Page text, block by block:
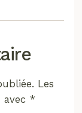
Les
*